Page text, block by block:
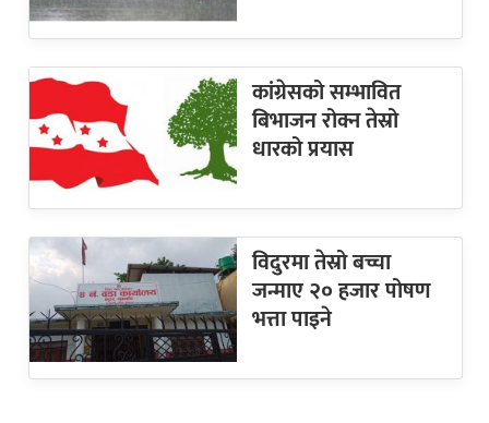
कांग्रेसको सम्भावित
बिभाजन रोक्न तेस्रो
धारको प्रयास
विदुरमा तेस्रो बच्चा
जन्माए २० हजार पोषण
भत्ता पाइने